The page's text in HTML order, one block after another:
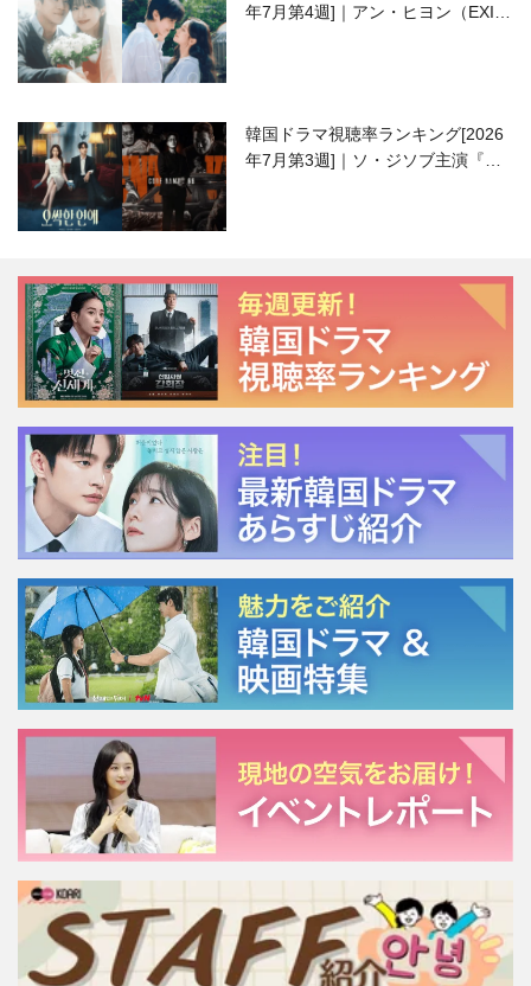
年7月第4週]｜アン・ヒヨン（EXID
韓国ドラマ視聴率ランキング[2026
年7月第3週]｜ソ・ジソブ主演『エ